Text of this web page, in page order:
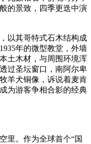
的景致，四季更迭中演
以其哥特式石木结构成
年的微型教堂，外墙
土木材，与周围环境浑
过圣坛窗口，南阿尔卑
羊犬铜像，诉说着麦肯
为游客争相合影的经典
里。作为全球首个“国